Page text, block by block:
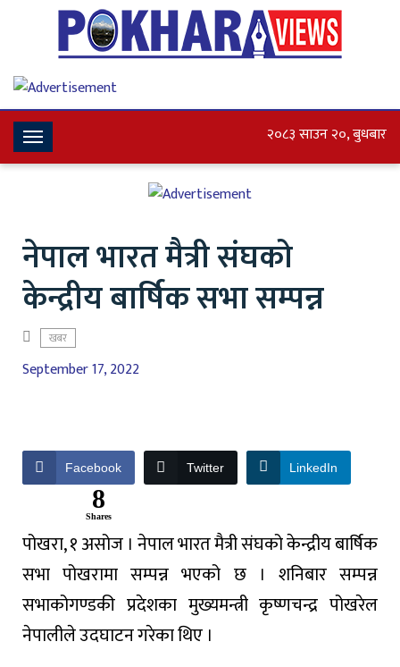
Toggle
Navigation
२०८३ साउन २०, बुधबार
नेपाल भारत मैत्री संघको
केन्द्रीय बार्षिक सभा सम्पन्न
खबर
September 17, 2022
Facebook Twitter LinkedIn
8
Shares
पोखरा, १ असोज । नेपालभारतमैत्रीसंघकोकेन्द्रीयबार्षिक
सभा पोखरामा सम्पन्न भएको छ । शनिबार सम्पन्न
सभाकोगण्डकी प्रदेशका मुख्यमन्त्री कृष्णचन्द्र पोखरेल
नेपालीलेउदघाटनगरेकाथिए ।